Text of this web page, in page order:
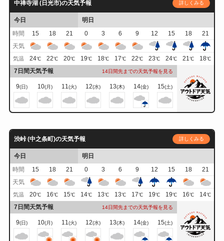
中禅寺湖 (日光市)の天気予報 詳しくみる
今日
明日
時間
15 18 21 0 3 6 9 12 15 18
21
天気
気温 24℃ 22℃ 20℃ 19℃ 18℃ 17℃ 22℃ 23℃ 24℃ 21℃ 18℃
7日間天気予報 14日間先までの天気予報を見る
9(日) 10(月) 11(火) 12(水) 13(木) 14(金) 15(土)
渋峠 (中之条町)の天気予報 詳しくみる
今日
明日
時間
15 18 21 0 3 6 9 12 15 18
21
天気
気温 20℃ 16℃ 15℃ 14℃ 13℃ 13℃ 17℃ 19℃ 19℃ 16℃ 14℃
7日間天気予報 14日間先までの天気予報を見る
9(日) 10(月) 11(火) 12(水) 13(木) 14(金) 15(土)